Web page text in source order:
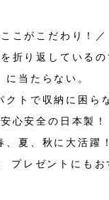
こがこだわり！／
折り返している
に当たらない。
クトで収納に困ら
安心安全の日本製！
、夏、秋に大活躍！
プレゼントにもお